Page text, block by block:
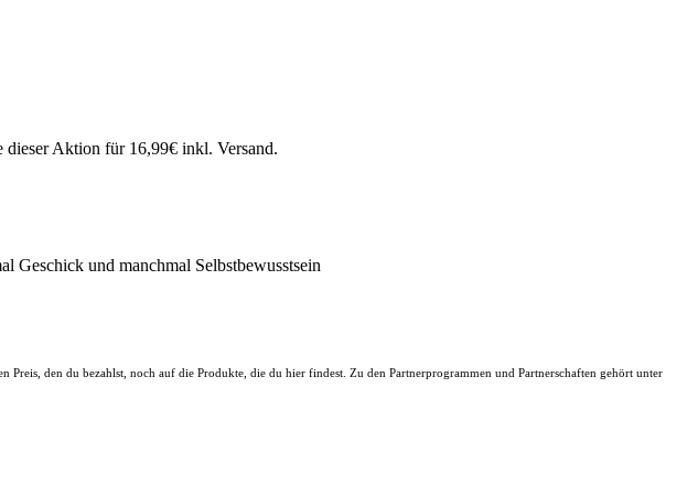
Aktion für 16,99€ inkl. Versand.
Geschick und manchmal Selbstbewusstsein
den du bezahlst, noch auf die Produkte, die du hier findest. Zu den Partnerprogrammen und Partnerschaften gehört unter